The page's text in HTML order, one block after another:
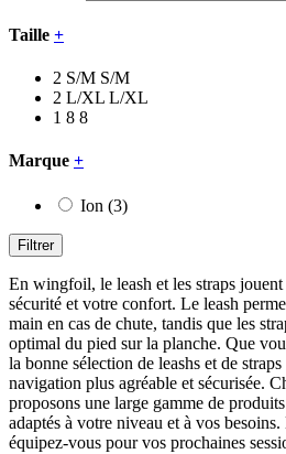
Taille +
2 S/M S/M
2 L/XL L/XL
1 8 8
Marque +
Ion (3)
Filtrer
En wingfoil, le leash et les straps
sécurité et votre confort. Le leash
main en cas de chute, tandis que les
optimal du pied sur la planche. Que
la bonne sélection de leashs et de
navigation plus agréable et sécurisée.
proposons une large gamme de
adaptés à votre niveau et à vos
équipez-vous pour vos prochaines